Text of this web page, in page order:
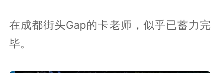
在成都街头Gap的卡老师，似乎已蓄力完
毕。